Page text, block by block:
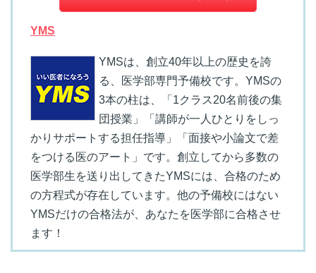
YMS
YMSは、創立40年以上の歴史を誇
る、医学部専門予備校です。YMSの
3本の柱は、「1クラス20名前後の集
団授業」「講師が一人ひとりをしっ
かりサポートする担任指導」「面接や小論文で差
をつける医のアート」です。創立してから多数の
医学部生を送り出してきたYMSには、合格のため
の方程式が存在しています。他の予備校にはない
YMSだけの合格法が、あなたを医学部に合格させ
ます！